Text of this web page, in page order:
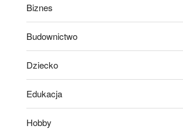
Biznes
Budownictwo
Dziecko
Edukacja
Hobby